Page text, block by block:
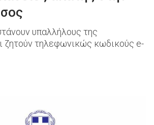
υπαλλήλους της
ζητούν τηλεφωνικώς κωδικούς e-